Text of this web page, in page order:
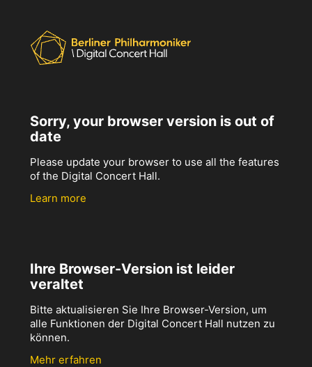
Sorry, your browser version is out of
date
Please update your browser to use all the features
of the Digital Concert Hall.
Learn more
Ihre Browser-Version ist leider
veraltet
Bitte aktualisieren Sie Ihre Browser-Version, um
alle Funktionen der Digital Concert Hall nutzen zu
können.
Mehr erfahren